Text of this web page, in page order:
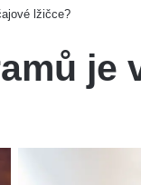
lžičce?
je